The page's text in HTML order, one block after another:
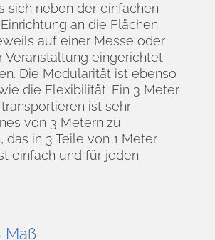
sich neben der einfachen
an die Flächen
auf einer Messe oder
Veranstaltung eingerichtet
Die Modularität ist ebenso
die Flexibilität: Ein 3 Meter
ist sehr
von 3 Metern zu
das in 3 Teile von 1 Meter
einfach und für jeden
Maß